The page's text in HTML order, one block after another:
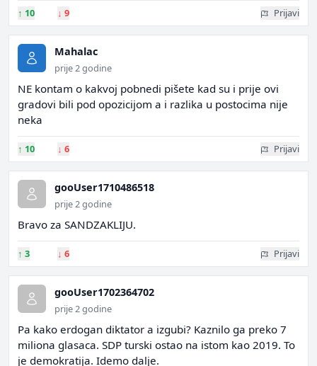
↑ 10 ↓ 9 Prijavi
Mahalac
prije 2 godine
NE kontam o kakvoj pobnedi pišete kad su i prije ovi
gradovi bili pod opozicijom a i razlika u postocima nije
neka
↑ 10 ↓ 6 Prijavi
gooUser1710486518
prije 2 godine
Bravo za SANDZAKLIJU.
↑ 3 ↓ 6 Prijavi
gooUser1702364702
prije 2 godine
Pa kako erdogan diktator a izgubi? Kaznilo ga preko 7
miliona glasaca. SDP turski ostao na istom kao 2019. To
je demokratija. Idemo dalje.